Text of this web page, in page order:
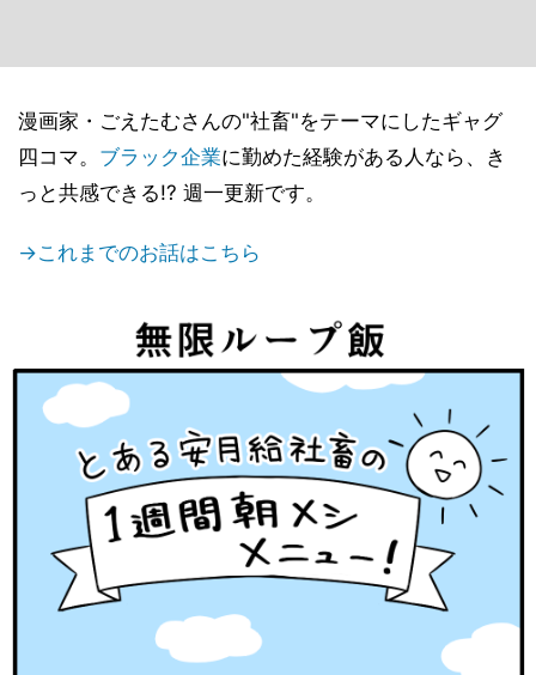
漫画家・ごえたむさんの"社畜"をテーマにしたギャグ
四コマ。 ブラック企業に勤めた経験がある人なら、き
っと共感できる!? 週一更新です。
→これまでのお話はこちら